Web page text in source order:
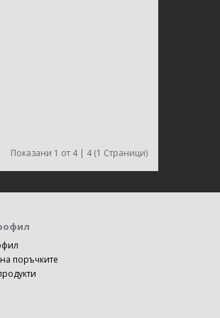
Показани 1 от 4 | 4 (1 Страници)
поръчките